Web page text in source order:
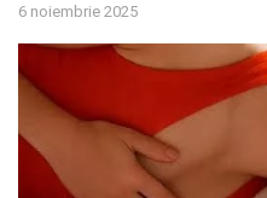
6 noiembrie 2025